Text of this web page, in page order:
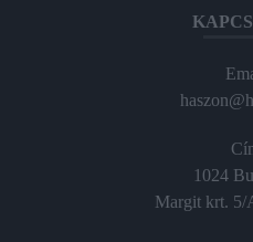
1024
Margit krt. 5/